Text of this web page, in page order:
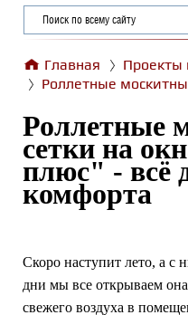
Главная Проекты
Роллетные
Роллетные
сетки на
плюс" - всё
комфорта
Скоро наступит лето, а с
дни мы все открываем
свежего воздуха в